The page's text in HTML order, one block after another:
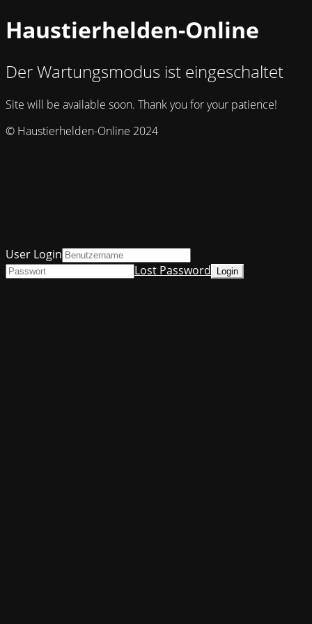
Haustierhelden-Online
Der Wartungsmodus ist eingeschaltet
Site will be available soon. Thank you for your patience!
© Haustierhelden-Online 2024
User Login
Lost Password